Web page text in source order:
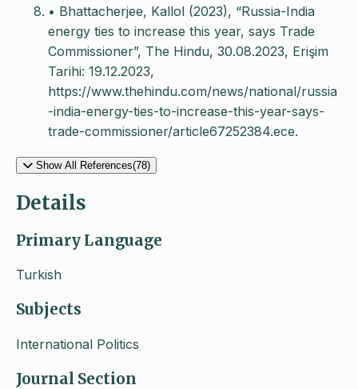
• Bhattacherjee, Kallol (2023), “Russia-India
energy ties to increase this year, says Trade
Commissioner”, The Hindu, 30.08.2023, Erişim
Tarihi: 19.12.2023,
https://www.thehindu.com/news/national/russia
-india-energy-ties-to-increase-this-year-says-
trade-commissioner/article67252384.ece.
Show All References(78)
Details
Primary Language
Turkish
Subjects
International Politics
Journal Section